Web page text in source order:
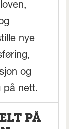
nye
og
på nett.
PÅ